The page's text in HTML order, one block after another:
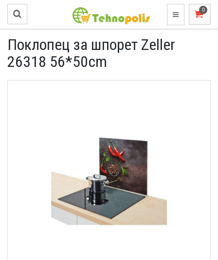
Поклопец за шпорет Zeller
26318 56*50cm